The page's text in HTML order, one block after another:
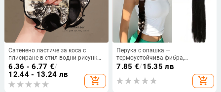
Сатенено ластиче за коса с
плисиране в стил водни рисунки,
за жени, елегантно и
висококачествено
6.36 - 6.77 €/
12.44 - 13.24 лв
add_shopping_cart
Перука с опашка —
термоустойчива фибра,
механична конструкция,
подходяща за боядисване и
перманентно оформяне
7.85 €/15.35 лв
add_shopping_cart